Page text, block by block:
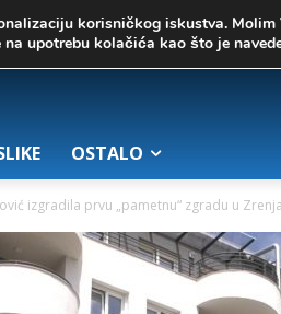
OSTALO
izgradila prvu „pametnu“ zgradu u
korisničkog iskustva.
upotrebu kolačića kao što je